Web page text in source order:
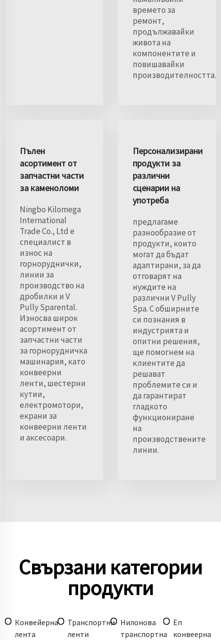
времето за
ремонт,
продължавайки
живота на
компонентите и
повишавайки
производителността.
Пълен
асортимент от
запчастни части
за каменоломи
Ningbo Kilomega
International
Trade Co., Ltd е
специалист в
износ на
горноруднички,
линии за
производство на
дробилки и V
Pully Sparental.
Износва широк
асортимент от
запчастни части
за горнорудничка
машинария, като
конвеерни
ленти, шестерни
кутии,
електромотори,
екрани за
конвеерни ленти
и аксесоари.
Персонализирани
продукти за
различни
сценарии на
употреба
предлагаме
разнообразие от
продукти, които
могат да бъдат
адаптирани, за да
отговарят на
нуждите на
различни V Pully
Spa. С обширните
си познания в
индустрията и
опитни решения,
ще помогнем на
клиентите да
решават
проблемите си и
да гарантират
гладкото
функциониране
на
производствените
линии.
Свързани категории
продукти
Конвейерна
лента
Транспортни
ленти
Нилонова
транспортна
Еп
конвеерна